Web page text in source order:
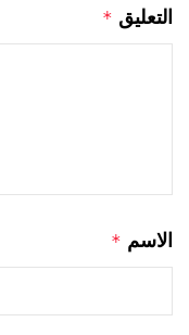
التعليق *
الاسم *